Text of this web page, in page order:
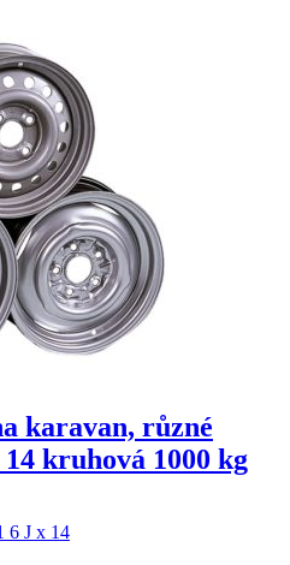
karavan, různé
kruhová 1000 kg